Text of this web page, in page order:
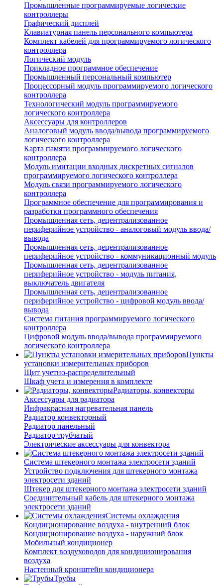
Промышленные программируемые логические
контроллеры
Графический дисплей
Клавиатурная панель персонального компьютера
Комплект кабелей для программируемого логического
контроллера
Логический модуль
Прикладное программное обеспечение
Промышленный персональный компьютер
Процессорный модуль программируемого логического
контроллера
Технологический модуль программируемого
логического контроллера
Аксессуары для контроллеров
Аналоговый модуль ввода/вывода программируемого
логического контроллера
Карта памяти программируемого логического
контроллера
Модуль имитации входных дискретных сигналов
программируемого логического контроллера
Модуль связи программируемого логического
контроллера
Программное обеспечение для программирования и
разработки программного обеспечения
Промышленная сеть, децентрализованное
периферийное устройство - аналоговый модуль ввода/
вывода
Промышленная сеть, децентрализованное
периферийное устройство - коммуникационный модуль
Промышленная сеть, децентрализованное
периферийное устройство - модуль питания,
выключатель двигателя
Промышленная сеть, децентрализованное
периферийное устройство - цифровой модуль ввода/
вывода
Система питания программируемого логического
контроллера
Цифровой модуль ввода/вывода программируемого
логического контроллера
Пункты
установки измерительных приборов
Щит учетно-распределительный
Шкаф учета и измерения в комплекте
Радиаторы, конвекторы
Аксессуары для радиатора
Инфракрасная нагревательная панель
Радиатор конвекторный
Радиатор панельный
Радиатор трубчатый
Электрические аксессуары для конвектора
Система штекерного монтажа электросети зданий
Устройство подключения для штекерного монтажа
электросети зданий
Штекер для штекерного монтажа электросети зданий
Соединительный кабель для штекерного монтажа
электросети зданий
Системы охлаждения
Кондиционирование воздуха - внутренний блок
Кондиционирование воздуха - наружний блок
Мобильный кондиционер
Комплект воздуховодов для кондиционирования
воздуха
Настенный кронштейн кондиционера
Трубы